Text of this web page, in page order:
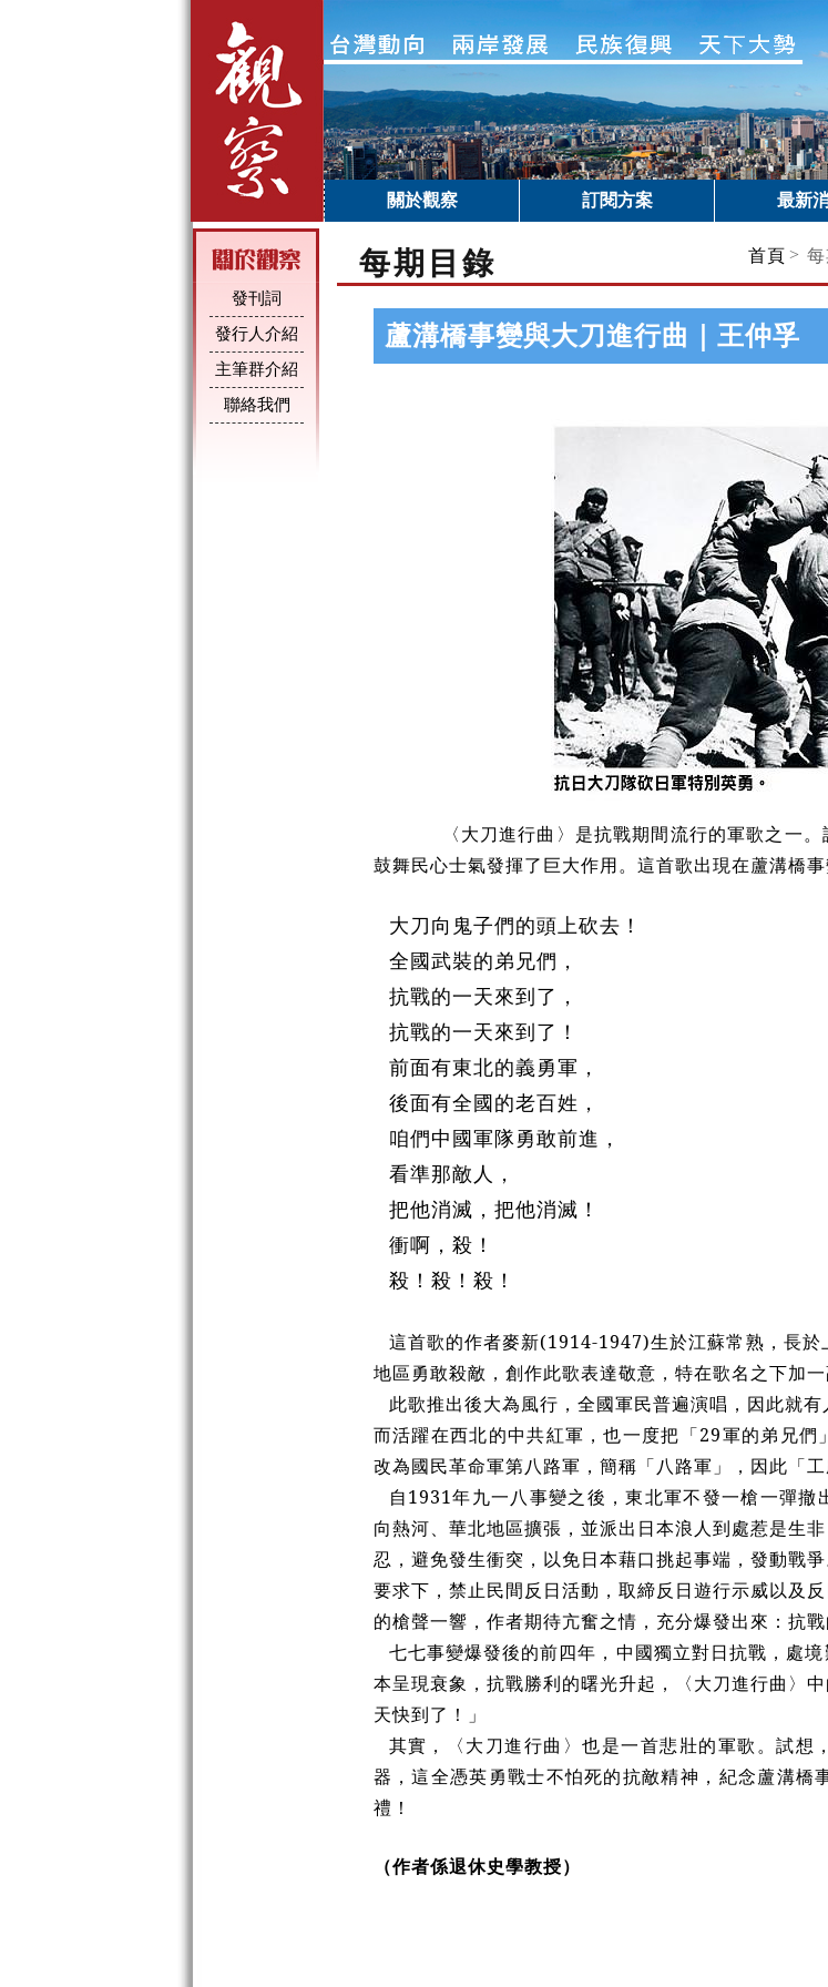
關於觀察 訂閱方案 最新
發刊詞
發行人介紹
主筆群介紹
聯絡我們
每期目錄 首頁 >
蘆溝橋事變與大刀進行曲｜王仲孚
〈大刀進行曲〉是抗戰期間流行的軍歌之一
鼓舞民心士氣發揮了巨大作用。這首歌出現在蘆溝橋事
大刀向鬼子們的頭上砍去！
全國武裝的弟兄們，
抗戰的一天來到了，
抗戰的一天來到了！
前面有東北的義勇軍，
後面有全國的老百姓，
咱們中國軍隊勇敢前進，
看準那敵人，
把他消滅，把他消滅！
衝啊，殺！
殺！殺！殺！
這首歌的作者麥新(1914-1947)生於江蘇常熟，長
地區勇敢殺敵，創作此歌表達敬意，特在歌名之下加
此歌推出後大為風行，全國軍民普遍演唱，因此就
而活躍在西北的中共紅軍，也一度把「29軍的弟兄
改為國民革命軍第八路軍，簡稱「八路軍」，因此「
自1931年九一八事變之後，東北軍不發一槍一彈
向熱河、華北地區擴張，並派出日本浪人到處惹是生
忍，避免發生衝突，以免日本藉口挑起事端，發動戰
要求下，禁止民間反日活動，取締反日遊行示威以及
的槍聲一響，作者期待亢奮之情，充分爆發出來：抗
七七事變爆發後的前四年，中國獨立對日抗戰，處
本呈現衰象，抗戰勝利的曙光升起，〈大刀進行曲〉
天快到了！」
其實，〈大刀進行曲〉也是一首悲壯的軍歌。試
器，這全憑英勇戰士不怕死的抗敵精神，紀念蘆溝
禮！
（作者係退休史學教授）